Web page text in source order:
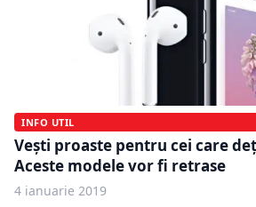
INFO UTIL
Veşti proaste pentru cei care
Aceste modele vor fi retrase
4 ianuarie 2019